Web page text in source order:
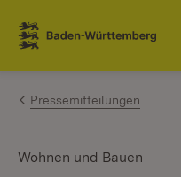
Zum Inhalt springen
Link zur Startseite
Pressemitteilungen
Wohnen und Bauen